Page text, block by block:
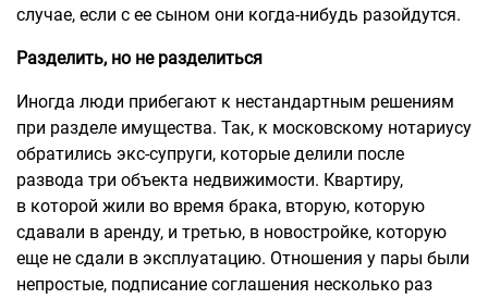
случае, если с ее сыном они когда-нибудь разойдутся.
Разделить, но не разделиться
Иногда люди прибегают к нестандартным решениям
при разделе имущества. Так, к московскому нотариусу
обратились экс-супруги, которые делили после
развода три объекта недвижимости. Квартиру,
в которой жили во время брака, вторую, которую
сдавали в аренду, и третью, в новостройке, которую
еще не сдали в эксплуатацию. Отношения у пары были
непростые, подписание соглашения несколько раз